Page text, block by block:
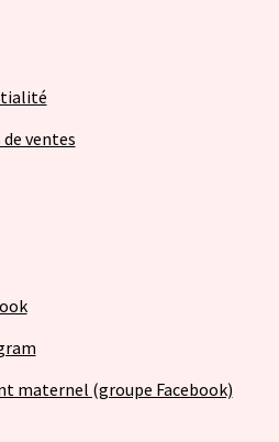
ventes
maternel (groupe Facebook)